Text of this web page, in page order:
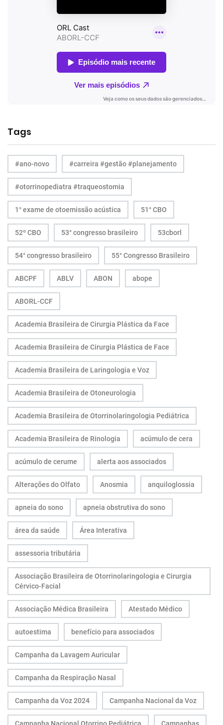
Tags
#ano-novo #carreira #gestão #planejamento
#otorrinopediatra #traqueostomia
1° exame de otoemissão acústica 51° CBO
52º CBO 53° congresso brasileiro 53cborl
54° congresso brasileiro 55° Congresso Brasileiro
ABCPF ABLV ABON abope
ABORL-CCF
Academia Brasileira de Cirurgia Plástica da Face
Academia Brasileira de Cirurgia Plástica de Face
Academia Brasileira de Laringologia e Voz
Academia Brasileira de Otoneurologia
Academia Brasileira de Otorrinolaringologia Pediátrica
Academia Brasileira de Rinologia acúmulo de cera
acúmulo de cerume alerta aos associados
Alterações do Olfato Anosmia anquiloglossia
apneia do sono apneia obstrutiva do sono
área da saúde Área Interativa
assessoria tributária
Associação Brasileira de Otorrinolaringologia e Cirurgia
Cérvico-Facial
Associação Médica Brasileira Atestado Médico
autoestima benefício para associados
Campanha da Lavagem Auricular
Campanha da Respiração Nasal
Campanha da Voz 2024 Campanha Nacional da Voz
Campanha Nacional Otorrino Pediátrica Campanhas